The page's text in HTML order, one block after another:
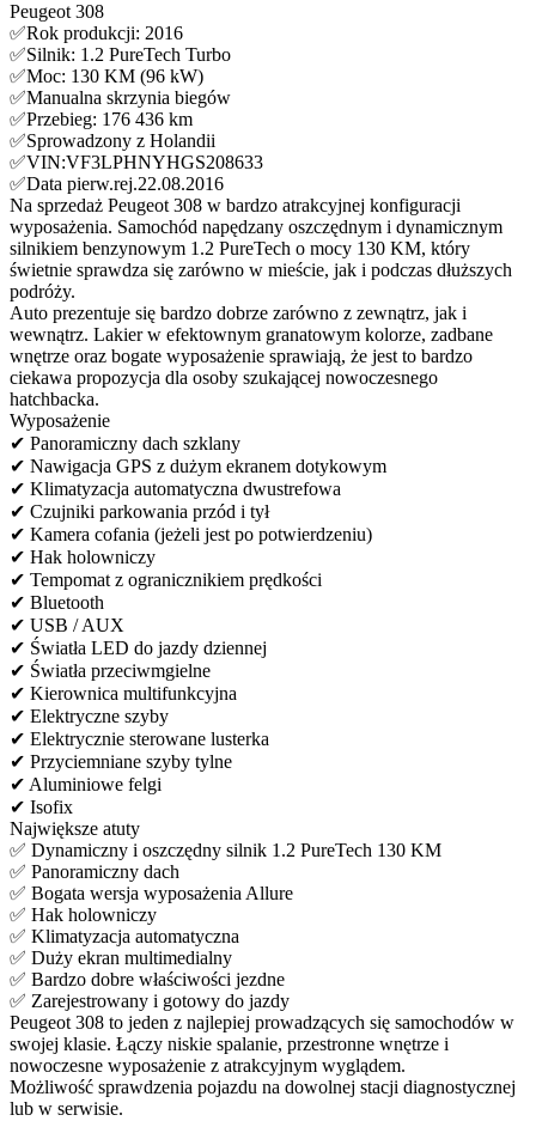
Peugeot 308
✅Rok produkcji: 2016
✅Silnik: 1.2 PureTech Turbo
✅Moc: 130 KM (96 kW)
✅Manualna skrzynia biegów
✅Przebieg: 176 436 km
✅Sprowadzony z Holandii
✅VIN:VF3LPHNYHGS208633
✅Data pierw.rej.22.08.2016
Na sprzedaż Peugeot 308 w bardzo atrakcyjnej konfiguracji
wyposażenia. Samochód napędzany oszczędnym i dynamicznym
silnikiem benzynowym 1.2 PureTech o mocy 130 KM, który
świetnie sprawdza się zarówno w mieście, jak i podczas dłuższych
podróży.
Auto prezentuje się bardzo dobrze zarówno z zewnątrz, jak i
wewnątrz. Lakier w efektownym granatowym kolorze, zadbane
wnętrze oraz bogate wyposażenie sprawiają, że jest to bardzo
ciekawa propozycja dla osoby szukającej nowoczesnego
hatchbacka.
Wyposażenie
✔ Panoramiczny dach szklany
✔ Nawigacja GPS z dużym ekranem dotykowym
✔ Klimatyzacja automatyczna dwustrefowa
✔ Czujniki parkowania przód i tył
✔ Kamera cofania (jeżeli jest po potwierdzeniu)
✔ Hak holowniczy
✔ Tempomat z ogranicznikiem prędkości
✔ Bluetooth
✔ USB / AUX
✔ Światła LED do jazdy dziennej
✔ Światła przeciwmgielne
✔ Kierownica multifunkcyjna
✔ Elektryczne szyby
✔ Elektrycznie sterowane lusterka
✔ Przyciemniane szyby tylne
✔ Aluminiowe felgi
✔ Isofix
Największe atuty
✅ Dynamiczny i oszczędny silnik 1.2 PureTech 130 KM
✅ Panoramiczny dach
✅ Bogata wersja wyposażenia Allure
✅ Hak holowniczy
✅ Klimatyzacja automatyczna
✅ Duży ekran multimedialny
✅ Bardzo dobre właściwości jezdne
✅ Zarejestrowany i gotowy do jazdy
Peugeot 308 to jeden z najlepiej prowadzących się samochodów w
swojej klasie. Łączy niskie spalanie, przestronne wnętrze i
nowoczesne wyposażenie z atrakcyjnym wyglądem.
Możliwość sprawdzenia pojazdu na dowolnej stacji diagnostycznej
lub w serwisie.